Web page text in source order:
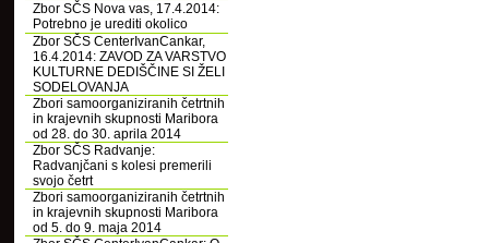
Zbor SČS Nova vas, 17.4.2014:
Potrebno je urediti okolico
Zbor SČS CenterIvanCankar,
16.4.2014: ZAVOD ZA VARSTVO
KULTURNE DEDIŠČINE SI ŽELI
SODELOVANJA
Zbori samoorganiziranih četrtnih
in krajevnih skupnosti Maribora
od 28. do 30. aprila 2014
Zbor SČS Radvanje:
Radvanjčani s kolesi premerili
svojo četrt
Zbori samoorganiziranih četrtnih
in krajevnih skupnosti Maribora
od 5. do 9. maja 2014